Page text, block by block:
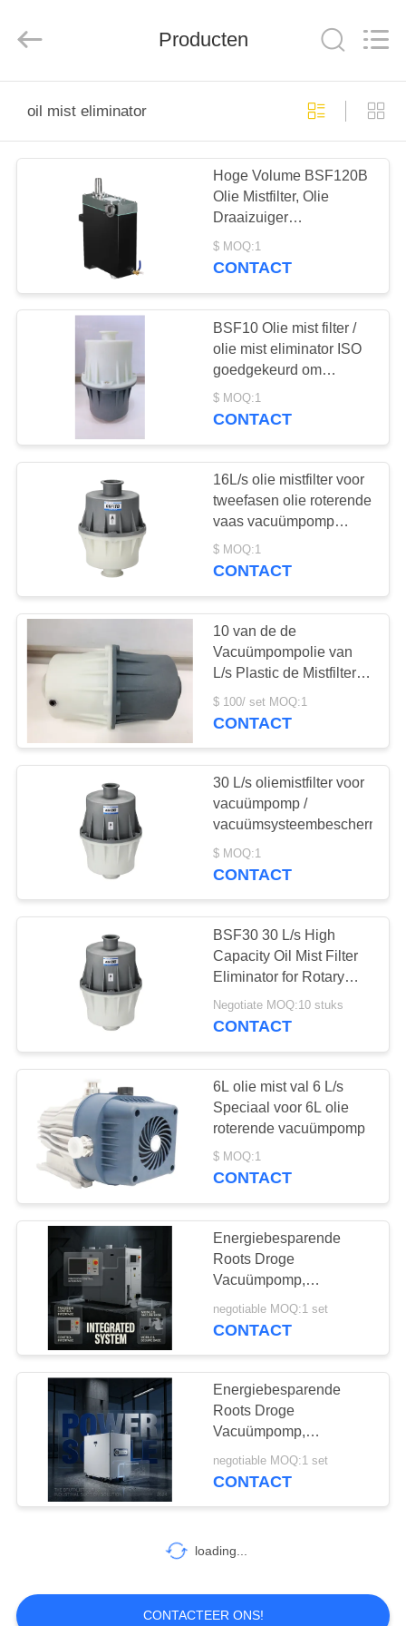
PRODUCTEN
FABRIEKSTOCHT
KWALITEITSCONTROLE
CONTACT
MET
EEN
OFFERTE
BAOSI
COMPRESSOR
SITEMAP
PRIVACYBELEID
Ltd..
Producten
oil mist eliminator
Hoge Volume BSF120B
Olie Mistfilter, Olie
Draaizuiger
Vacuümpomp Olie
Mistafscheider Filter
$ MOQ:1
CONTACT
BSF10 Olie mist filter /
olie mist eliminator ISO
goedgekeurd om
olieverlies te besparen
$ MOQ:1
CONTACT
16L/s olie mistfilter voor
tweefasen olie roterende
vaas vacuümpomp
BSF16B
$ MOQ:1
CONTACT
10 van de de
Vacuümpompolie van
L/s Plastic de Mistfilter
die tegen de
Verontreiniging van de
$ 100/ set MOQ:1
CONTACT
30 L/s oliemistfilter voor
vacuümpomp /
vacuümsysteembescherming
$ MOQ:1
CONTACT
BSF30 30 L/s High
Capacity Oil Mist Filter
Eliminator for Rotary
Vane Vacuum Pump
System Protection
Negotiate MOQ:10 stuks
CONTACT
6L olie mist val 6 L/s
Speciaal voor 6L olie
roterende vacuümpomp
$ MOQ:1
CONTACT
Energiebesparende
Roots Droge
Vacuümpomp,
4200m³/u, GRM4201-
ETL voor Industrie
negotiable MOQ:1 set
CONTACT
Energiebesparende
Roots Droge
Vacuümpomp,
4200m³/u, GRM4201-
ETL voor Industrie
negotiable MOQ:1 set
CONTACT
loading...
CONTACTEER ONS!